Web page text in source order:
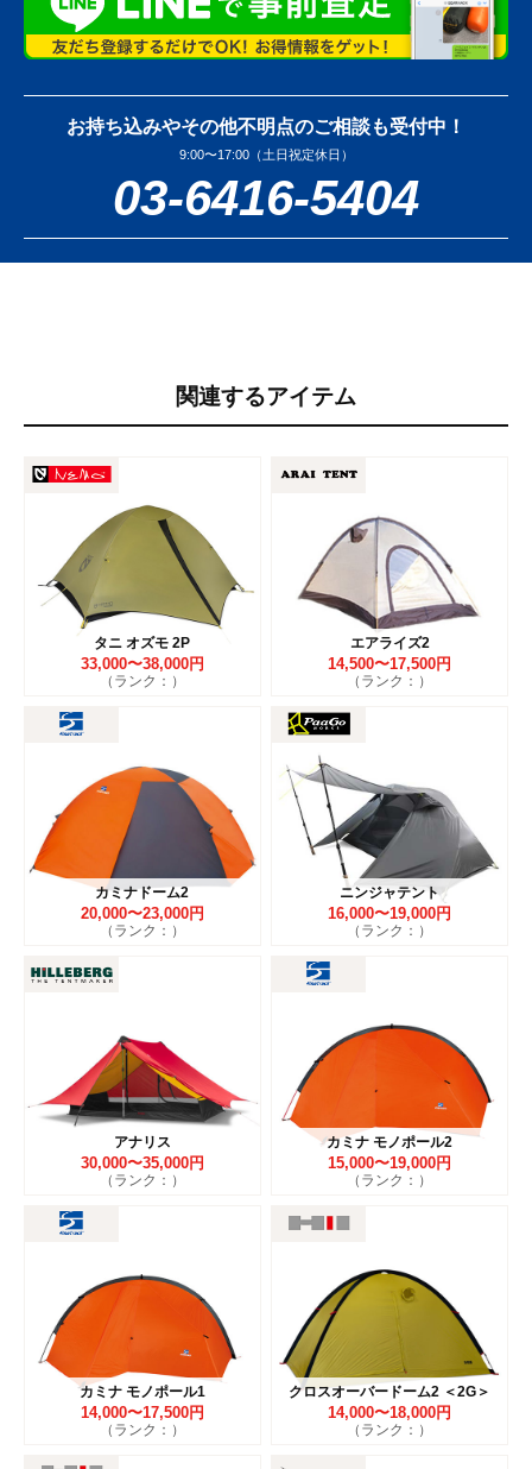
お持ち込みやその他不明点のご相談も受付中！
9:00〜17:00（土日祝定休日）
03-6416-5404
関連するアイテム
タニ オズモ 2P
33,000〜38,000円
（ランク：）
エアライズ2
14,500〜17,500円
（ランク：）
カミナドーム2
20,000〜23,000円
（ランク：）
ニンジャテント
16,000〜19,000円
（ランク：）
アナリス
30,000〜35,000円
（ランク：）
カミナ モノポール2
15,000〜19,000円
（ランク：）
カミナ モノポール1
14,000〜17,500円
（ランク：）
クロスオーバードーム2 ＜2G＞
14,000〜18,000円
（ランク：）